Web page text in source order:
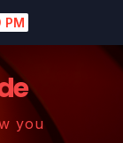
PM
you